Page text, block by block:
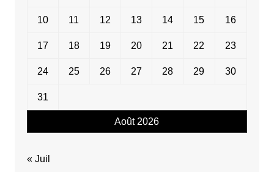
Août 2026
10 11 12 13 14 15 16
17 18 19 20 21 22 23
24 25 26 27 28 29 30
31
« Juil